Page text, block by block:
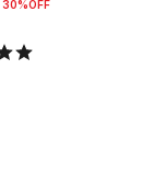
30%OFF